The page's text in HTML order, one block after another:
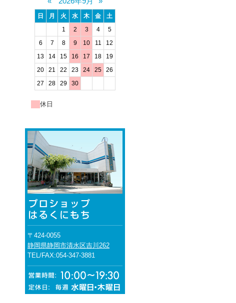
日 月 火 水 木 金
土
1
2 3 4
5
6
7 8 9 10 11
12
13
14 15 16 17 18
19
20
21 22 23 24 25
26
27
28 29 30
休日
〒424-0055
静岡県静岡市清水区吉川262
TEL/FAX:054-347-3881